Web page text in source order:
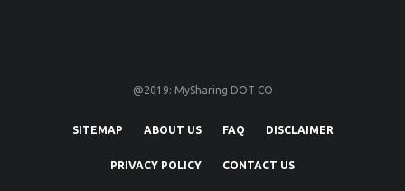
@2019: MySharing DOT CO
SITEMAP ABOUT US FAQ DISCLAIMER
PRIVACY POLICY CONTACT US